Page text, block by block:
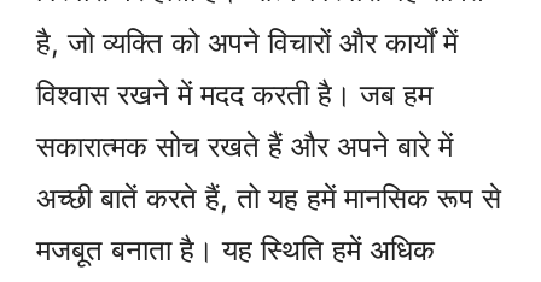
है, जो व्यक्ति को अपने विचारों और कार्यों में
विश्वास रखने में मदद करती है। जब हम
सकारात्मक सोच रखते हैं और अपने बारे में
अच्छी बातें करते हैं, तो यह हमें मानसिक रूप से
मजबूत बनाता है। यह स्थिति हमें अधिक